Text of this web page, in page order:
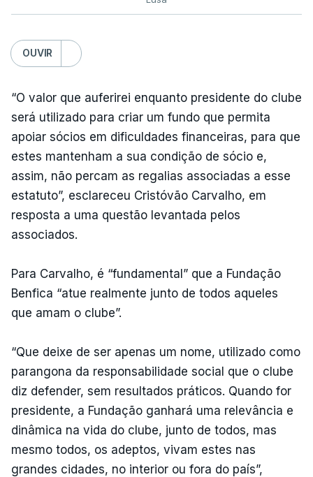
OUVIR
“O valor que auferirei enquanto presidente do clube
será utilizado para criar um fundo que permita
apoiar sócios em dificuldades financeiras, para que
estes mantenham a sua condição de sócio e,
assim, não percam as regalias associadas a esse
estatuto”, esclareceu Cristóvão Carvalho, em
resposta a uma questão levantada pelos
associados.
Para Carvalho, é “fundamental” que a Fundação
Benfica “atue realmente junto de todos aqueles
que amam o clube”.
“Que deixe de ser apenas um nome, utilizado como
parangona da responsabilidade social que o clube
diz defender, sem resultados práticos. Quando for
presidente, a Fundação ganhará uma relevância e
dinâmica na vida do clube, junto de todos, mas
mesmo todos, os adeptos, vivam estes nas
grandes cidades, no interior ou fora do país”,